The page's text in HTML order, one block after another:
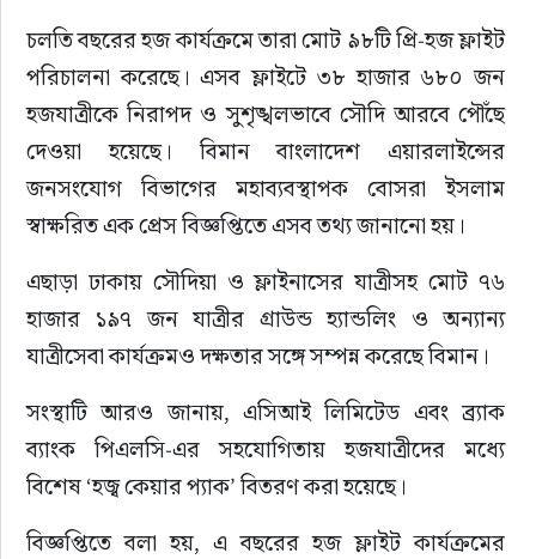
চলতি বছরের হজ কার্যক্রমে তারা মোট ৯৮টি প্রি-হজ ফ্লাইট
পরিচালনা করেছে। এসব ফ্লাইটে ৩৮ হাজার ৬৮০ জন
হজযাত্রীকে নিরাপদ ও সুশৃঙ্খলভাবে সৌদি আরবে পৌঁছে
দেওয়া হয়েছে। বিমান বাংলাদেশ এয়ারলাইন্সের
জনসংযোগ বিভাগের মহাব্যবস্থাপক বোসরা ইসলাম
স্বাক্ষরিত এক প্রেস বিজ্ঞপ্তিতে এসব তথ্য জানানো হয়।
এছাড়া ঢাকায় সৌদিয়া ও ফ্লাইনাসের যাত্রীসহ মোট ৭৬
হাজার ১৯৭ জন যাত্রীর গ্রাউন্ড হ্যান্ডলিং ও অন্যান্য
যাত্রীসেবা কার্যক্রমও দক্ষতার সঙ্গে সম্পন্ন করেছে বিমান।
সংস্থাটি আরও জানায়, এসিআই লিমিটেড এবং ব্র্যাক
ব্যাংক পিএলসি-এর সহযোগিতায় হজযাত্রীদের মধ্যে
বিশেষ ‘হজ্ব কেয়ার প্যাক’ বিতরণ করা হয়েছে।
বিজ্ঞপ্তিতে বলা হয়, এ বছরের হজ ফ্লাইট কার্যক্রমের